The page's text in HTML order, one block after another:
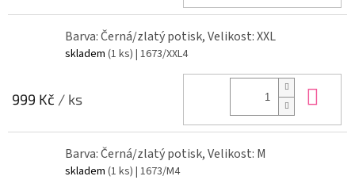
Barva: Černá/zlatý potisk, Velikost: XXL
skladem (1 ks) | 1673/XXL4
999 Kč / ks
Barva: Černá/zlatý potisk, Velikost: M
skladem (1 ks) | 1673/M4